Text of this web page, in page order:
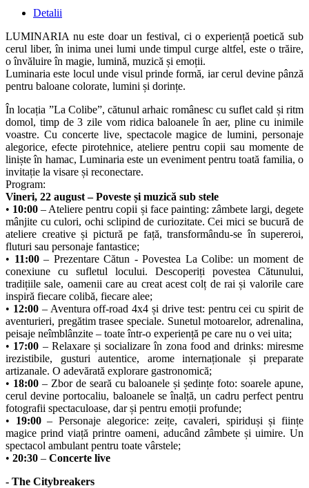
Detalii
LUMINARIA nu este doar un festival, ci o experiență poetică sub
cerul liber, în inima unei lumi unde timpul curge altfel, este o trăire,
o învăluire în magie, lumină, muzică și emoții.
Luminaria este locul unde visul prinde formă, iar cerul devine pânză
pentru baloane colorate, lumini și dorințe.
În locația ”La Colibe”, cătunul arhaic românesc cu suflet cald și ritm
domol, timp de 3 zile vom ridica baloanele în aer, pline cu inimile
voastre. Cu concerte live, spectacole magice de lumini, personaje
alegorice, efecte pirotehnice, ateliere pentru copii sau momente de
liniște în hamac, Luminaria este un eveniment pentru toată familia, o
invitație la visare și reconectare.
Program:
Vineri, 22 august – Poveste și muzică sub stele
• 10:00 – Ateliere pentru copii și face painting: zâmbete largi, degete
mânjite cu culori, ochi sclipind de curiozitate. Cei mici se bucură de
ateliere creative și pictură pe față, transformându-se în supereroi,
fluturi sau personaje fantastice;
• 11:00– Prezentare Cătun - Povestea La Colibe: un moment de
conexiune cu sufletul locului. Descoperiți povestea Cătunului,
tradițiile sale, oamenii care au creat acest colț de rai și valorile care
inspiră fiecare colibă, fiecare alee;
• 12:00– Aventura off-road 4x4 și drive test: pentru cei cu spirit de
aventurieri, pregătim trasee speciale. Sunetul motoarelor, adrenalina,
peisaje neîmblânzite – toate într-o experiență pe care nu o vei uita;
• 17:00 – Relaxare și socializare în zona food and drinks: miresme
irezistibile, gusturi autentice, arome internaționale și preparate
artizanale. O adevărată explorare gastronomică;
• 18:00– Zbor de seară cu baloanele și ședințe foto: soarele apune,
cerul devine portocaliu, baloanele se înalță, un cadru perfect pentru
fotografii spectaculoase, dar și pentru emoții profunde;
• 19:00– Personaje alegorice: zeițe, cavaleri, spiriduși și ființe
magice prind viață printre oameni, aducând zâmbete și uimire. Un
spectacol ambulant pentru toate vârstele;
• 20:30 – Concerte live
- The Citybreakers